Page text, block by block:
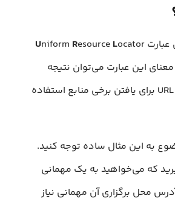
Uniform Resource Locator
این عبارت می‌توان نتیجه
گرفت که از آدرس URL برای یافتن برخی منابع استفاده
به این مثال ساده توجه کنید.
که می‌خواهید به یک مهمانی
محل برگزاری آن مهمانی نیاز